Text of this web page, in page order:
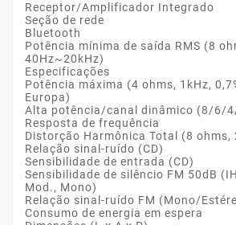
Receptor/Amplificador Integrado
Seção de rede
Bluetooth
Potência mínima de saída RMS (8
40Hz~20kHz)
Especificações
Potência máxima (4 ohms, 1kHz,
Europa)
Alta potência/canal dinâmico (8/6/
Resposta de frequência
Distorção Harmônica Total (8 ohms,
Relação sinal-ruído (CD)
Sensibilidade de entrada (CD)
Sensibilidade de silêncio FM 50dB
Mod., Mono)
Relação sinal-ruído FM (Mono/
Consumo de energia em espera